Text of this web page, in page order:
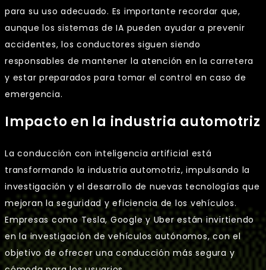
para su uso adecuado. Es importante recordar que,
aunque los sistemas de IA pueden ayudar a prevenir
accidentes, los conductores siguen siendo
responsables de mantener la atención en la carretera
y estar preparados para tomar el control en caso de
emergencia.
Impacto en la industria automotriz
La conducción con inteligencia artificial está
transformando la industria automotriz, impulsando la
investigación y el desarrollo de nuevas tecnologías que
mejoran la seguridad y eficiencia de los vehículos.
Empresas como Tesla, Google y Uber están invirtiendo
en la investigación de vehículos autónomos, con el
objetivo de ofrecer una conducción más segura y